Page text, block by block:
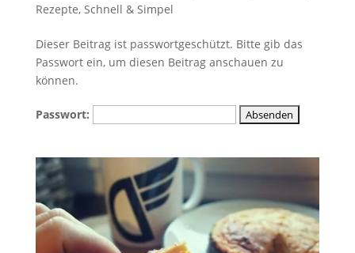
Rezepte, Schnell & Simpel
Dieser Beitrag ist passwortgeschützt. Bitte gib das
Passwort ein, um diesen Beitrag anschauen zu
können.
Passwort: